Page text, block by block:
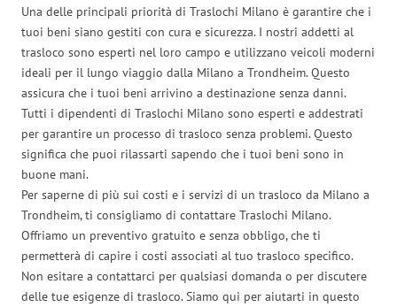
Una delle principali priorità di Traslochi Milano è garantire che i
tuoi beni siano gestiti con cura e sicurezza. I nostri addetti al
trasloco sono esperti nel loro campo e utilizzano veicoli moderni
ideali per il lungo viaggio dalla Milano a Trondheim. Questo
assicura che i tuoi beni arrivino a destinazione senza danni.
Tutti i dipendenti di Traslochi Milano sono esperti e addestrati
per garantire un processo di trasloco senza problemi. Questo
significa che puoi rilassarti sapendo che i tuoi beni sono in
buone mani.
Per saperne di più sui costi e i servizi di un trasloco da Milano a
Trondheim, ti consigliamo di contattare Traslochi Milano.
Offriamo un preventivo gratuito e senza obbligo, che ti
permetterà di capire i costi associati al tuo trasloco specifico.
Non esitare a contattarci per qualsiasi domanda o per discutere
delle tue esigenze di trasloco. Siamo qui per aiutarti in questo